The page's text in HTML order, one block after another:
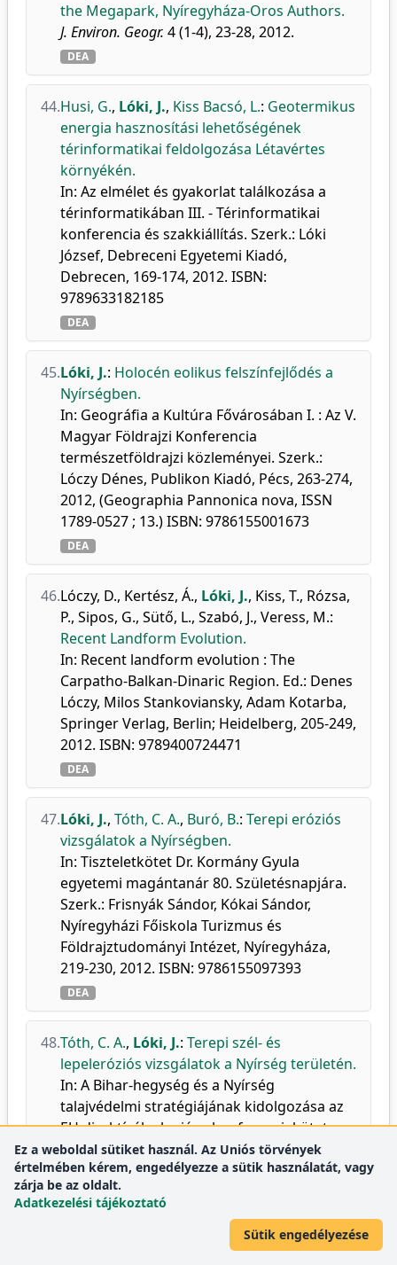
the Megapark, Nyíregyháza-Oros Authors.
J. Environ. Geogr. 4 (1-4), 23-28, 2012.
DEA
44.Husi, G., Lóki, J., Kiss Bacsó, L.: Geotermikus
energia hasznosítási lehetőségének
térinformatikai feldolgozása Létavértes
környékén.
In: Az elmélet és gyakorlat találkozása a
térinformatikában III. - Térinformatikai
konferencia és szakkiállítás. Szerk.: Lóki
József, Debreceni Egyetemi Kiadó,
Debrecen, 169-174, 2012. ISBN:
9789633182185
DEA
45.Lóki, J.: Holocén eolikus felszínfejlődés a
Nyírségben.
In: Geográfia a Kultúra Fővárosában I. : Az V.
Magyar Földrajzi Konferencia
természetföldrajzi közleményei. Szerk.:
Lóczy Dénes, Publikon Kiadó, Pécs, 263-274,
2012, (Geographia Pannonica nova, ISSN
1789-0527 ; 13.) ISBN: 9786155001673
DEA
46.Lóczy, D., Kertész, Á., Lóki, J., Kiss, T., Rózsa,
P., Sipos, G., Sütő, L., Szabó, J., Veress, M.:
Recent Landform Evolution.
In: Recent landform evolution : The
Carpatho-Balkan-Dinaric Region. Ed.: Denes
Lóczy, Milos Stankoviansky, Adam Kotarba,
Springer Verlag, Berlin; Heidelberg, 205-249,
2012. ISBN: 9789400724471
DEA
47.Lóki, J., Tóth, C. A., Buró, B.: Terepi eróziós
vizsgálatok a Nyírségben.
In: Tiszteletkötet Dr. Kormány Gyula
egyetemi magántanár 80. Születésnapjára.
Szerk.: Frisnyák Sándor, Kókai Sándor,
Nyíregyházi Főiskola Turizmus és
Földrajztudományi Intézet, Nyíregyháza,
219-230, 2012. ISBN: 9786155097393
DEA
48.Tóth, C. A., Lóki, J.: Terepi szél- és
lepeleróziós vizsgálatok a Nyírség területén.
In: A Bihar-hegység és a Nyírség
talajvédelmi stratégiájának kidolgozása az
EU direktívák alapján : konferenciakötet.
Szerk.: Lazányi János, Pető Károly,
Debreceni Egyetem Agrártudományi
Centrum, Debrecen, 174-181, 2012. ISBN:
9786155183164
Ez a weboldal sütiket használ. Az Uniós törvények
értelmében kérem, engedélyezze a sütik használatát, vagy
zárja be az oldalt.
Adatkezelési tájékoztató
Sütik engedélyezése